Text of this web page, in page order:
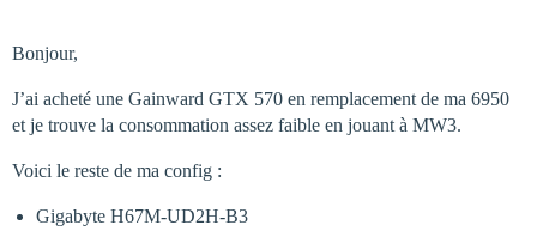
Bonjour,
J’ai acheté une Gainward GTX 570 en remplacement de ma 6950
et je trouve la consommation assez faible en jouant à MW3.
Voici le reste de ma config :
Gigabyte H67M-UD2H-B3